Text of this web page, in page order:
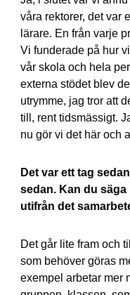
våra rektorer, det var
lärare. En från varje
Vi funderade på hur
vår skola och hela
externa stödet blev
utrymme, jag tror att
till, rent tidsmässigt.
nu gör vi det här och
Det var ett tag
sedan. Kan du
utifrån det
Det går lite fram och
som behöver göras
exempel arbetar mer